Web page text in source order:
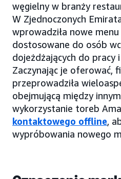
węgielny w branży
W Zjednoczonych
wprowadziła nowe
dostosowane do osób
dojeżdżających do pracy
Zaczynając je oferować,
przeprowadziła
obejmującą między
wykorzystanie toreb
kontaktowego offline,
wypróbowania nowego